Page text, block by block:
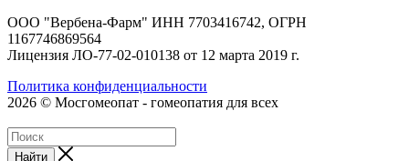
ООО "Вербена-Фарм" ИНН 7703416742, ОГРН
1167746869564
Лицензия ЛО-77-02-010138 от 12 марта 2019 г.
Политика конфиденциальности
2026 © Мосгомеопат - гомеопатия для всех
Найти